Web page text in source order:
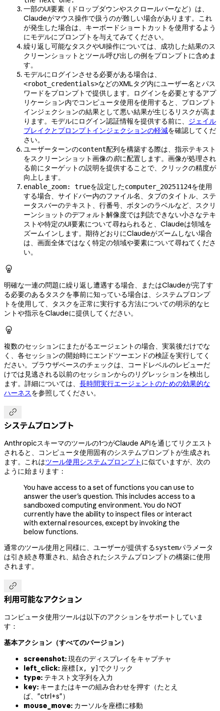
一部のUI要素（ドロップダウンやスクロールバーなど）は、
Claudeがマウス操作で扱うのが難しい場合があります。これ
が発生した場合は、キーボードショートカットを使用するよう
にモデルにプロンプトを与えてみてください。
繰り返し可能なタスクやUI操作については、成功した結果のス
クリーンショットとツール呼び出しの例をプロンプトに含めま
す。
モデルにログインさせる必要がある場合は、
<robot_credentials>などのXMLタグ内にユーザー名とパス
ワードをプロンプトで提供します。ログインを必要とするアプ
リケーション内でコンピュータ使用を使用すると、プロンプト
インジェクションの結果として悪い結果が生じるリスクが高ま
ります。モデルにログイン認証情報を提供する前に、 ジェイル
ブレイクとプロンプトインジェクションの軽減を確認してくだ
さい。
ユーザーターンのcontent配列を構築する際は、指示テキスト
をスクリーンショット画像の前に配置します。画像が処理され
る前にターゲットの説明を提供することで、クリックの精度が
向上します。
enable_zoom: trueを設定したcomputer_20251124を使用
する場合、サイドバー内のファイル名、タブのタイトル、ステ
ータスバーのテキスト、行番号、ボタンのラベルなど、スクリ
ーンショットのデフォルト解像度では判読できない小さなテキ
ストや特定のUI要素について尋ねられると、Claudeは領域を
ズームインします。期待どおりにClaudeがズームしない場合
は、画面全体ではなく特定の領域や要素について尋ねてくださ
い。

明確な一連の問題に繰り返し遭遇する場合、またはClaudeが完了す
る必要のあるタスクを事前に知っている場合は、システムプロンプ
トを使用して、タスクを正常に実行する方法についての明示的なヒ
ントや指示をClaudeに提供してください。

複数のセッションにまたがるエージェントの場合、実装後だけでな
く、各セッションの開始時にエンドツーエンドの検証を実行してく
ださい。ブラウザベースのチェックは、コードレベルのレビューだ
けでは見逃される以前のセッションからのリグレッションを検出し
ます。詳細については、 長時間実行エージェントのための効果的な
ハーネスを参照してください。

システムプロンプト
Anthropicスキーマのツールの1つがClaude APIを通じてリクエスト
されると、コンピュータ使用固有のシステムプロンプトが生成され
ます。これはツール使用システムプロンプト に似ていますが、次の
ように始まります：
You have access to a set of functions you can use to
answer the user's question. This includes access to a
sandboxed computing environment. You do NOT
currently have the ability to inspect files or interact
with external resources, except by invoking the
below functions.
通常のツール使用と同様に、ユーザーが提供するsystemパラメータ
は引き続き尊重され、結合されたシステムプロンプトの構築に使用
されます。

利用可能なアクション
コンピュータ使用ツールは以下のアクションをサポートしていま
す：
基本アクション（すべてのバージョン）
screenshot:現在のディスプレイをキャプチャ
left_click: 座標 [x, y] でクリック
type: テキスト文字列を入力
key: キーまたはキーの組み合わせを押す（たとえ
ば、"ctrl+s"）
mouse_move: カーソルを座標に移動